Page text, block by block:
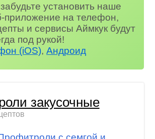
установить наше
приложение на телефон,
и сервисы Аймкук будут
под рукой!
(iOS),Андроид
закусочные